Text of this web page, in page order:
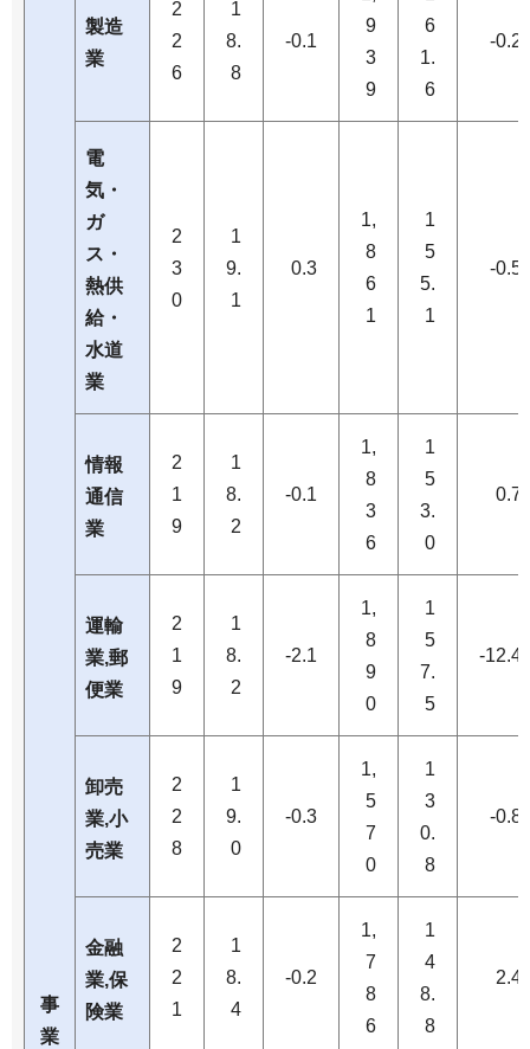
事
業
製造
業
2
2
6
1
8.
8
-0.1
9
3
9
6
1.
6
-0.2
電
気・
ガ
ス・
熱供
給・
水道
業
2
3
0
1
9.
1
0.3
1,
8
6
1
1
5
5.
1
-0.5
情報
通信
業
2
1
9
1
8.
2
-0.1
1,
8
3
6
1
5
3.
0
0.7
運輸
業,郵
便業
2
1
9
1
8.
2
-2.1
1,
8
9
0
1
5
7.
5
-12.4
卸売
業,小
売業
2
2
8
1
9.
0
-0.3
1,
5
7
0
1
3
0.
8
-0.8
金融
業,保
険業
2
2
1
1
8.
4
-0.2
1,
7
8
6
1
4
8.
8
2.4